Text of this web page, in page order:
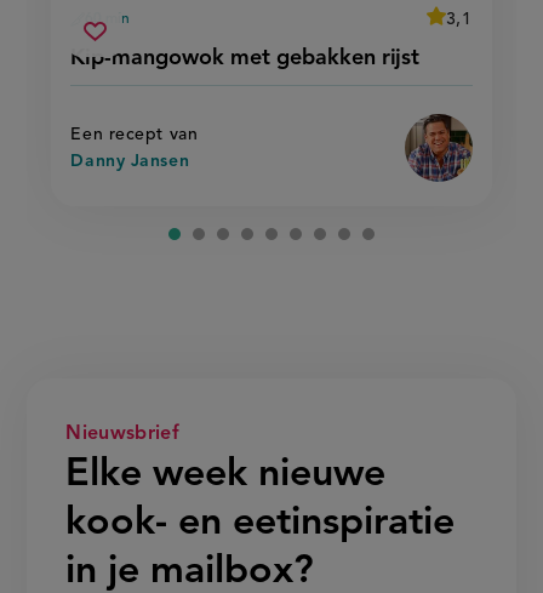
Kip-mangowok met gebakken rijst
voorbereidingstijd
60 min
average
3,1
Beoordeel
met
rijst'
Een recept van
Danny Jansen
Sla
recept
kip-
mangowok
met
rijst
Nieuwsbrief
Elke week nieuwe
kook- en eetinspiratie
in je mailbox?